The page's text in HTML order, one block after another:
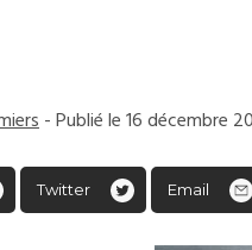
- Publié le 16 décembre
Twitter Email